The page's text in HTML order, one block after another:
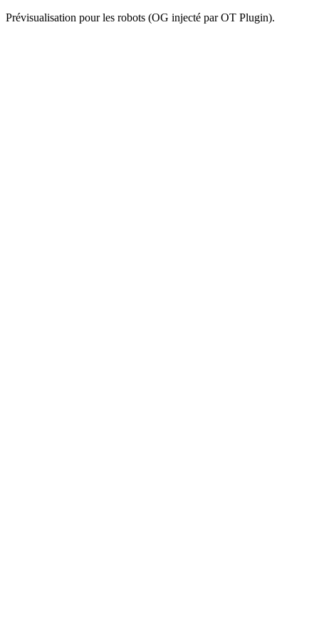
Prévisualisation pour les robots (OG injecté par OT Plugin).